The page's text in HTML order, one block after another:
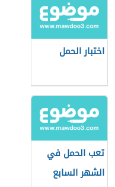
اختبار الحمل
تعب الحمل في
الشهر السابع